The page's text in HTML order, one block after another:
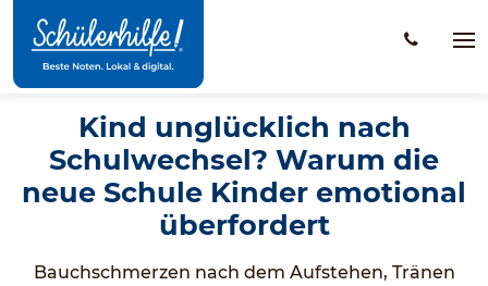
Hauptinhalt
Kind unglücklich nach
Schulwechsel? Warum die
neue Schule Kinder emotional
überfordert
Bauchschmerzen nach dem Aufstehen, Tränen